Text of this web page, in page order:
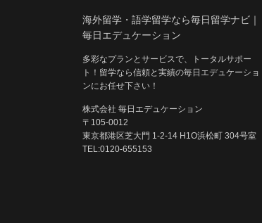
海外留学・語学留学なら毎日留学ナビ｜
毎日エデュケーション
多彩なプランとサービスで、トータルサポー
ト！留学なら信頼と実績の毎日エデュケーショ
ンにお任せ下さい！
株式会社 毎日エデュケーション
〒105-0012
東京都港区芝大門 1-2-14 H1O浜松町 304号室
TEL:0120-655153